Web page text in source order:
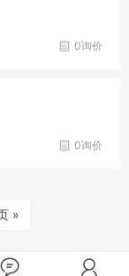
0询价
0询价
»